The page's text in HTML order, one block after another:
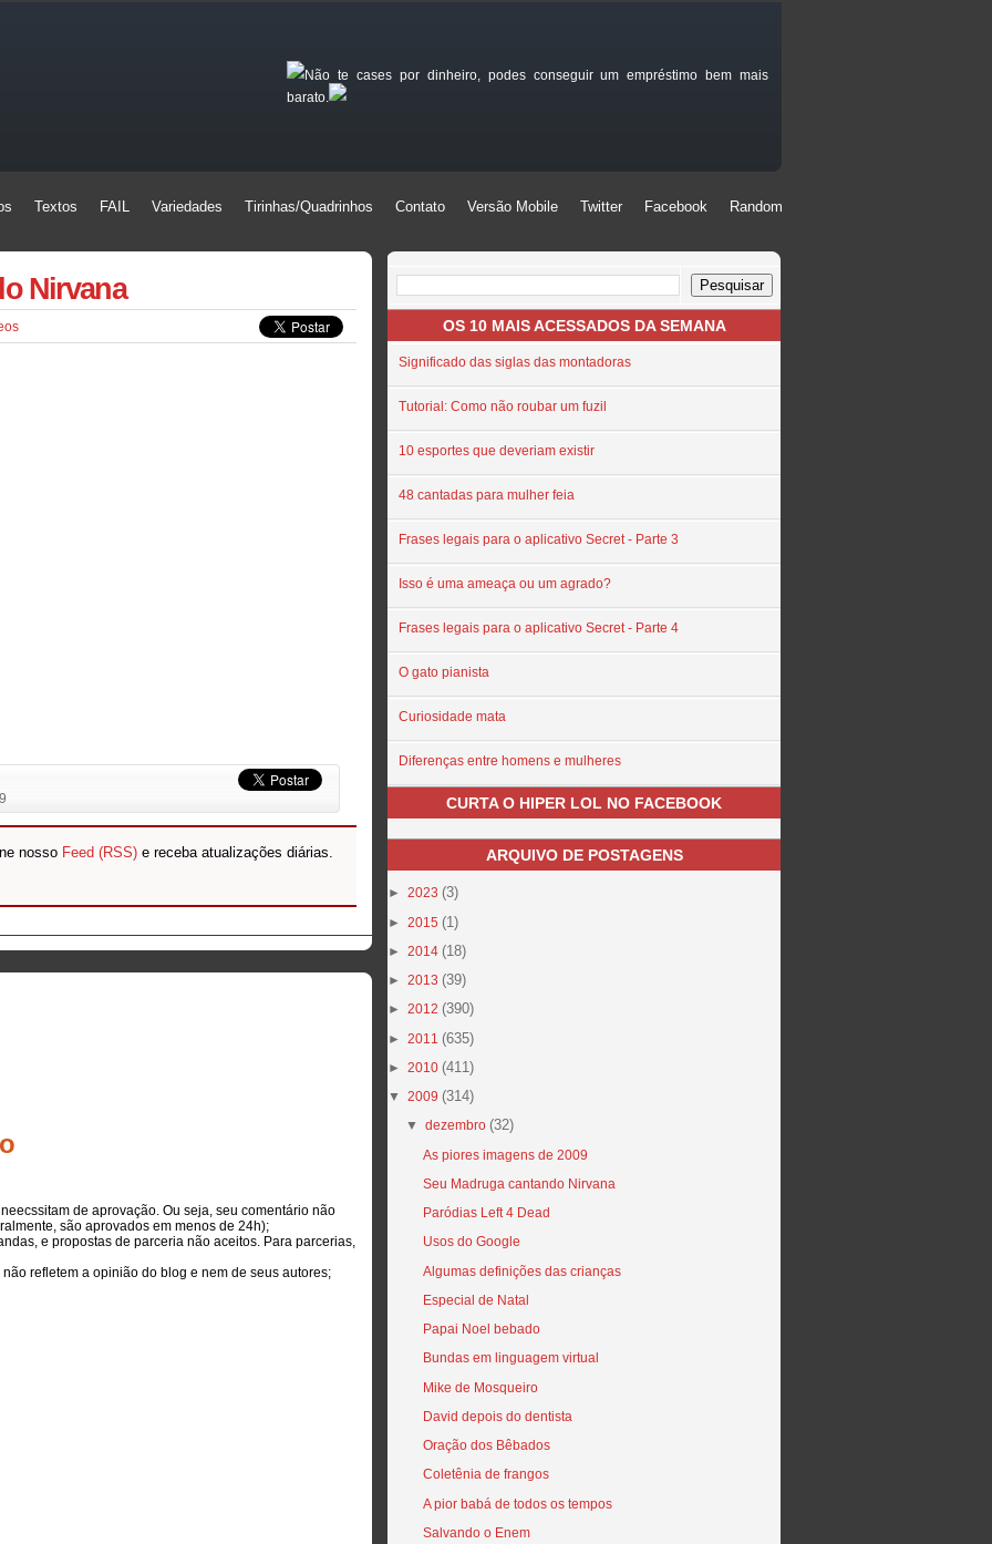
Não te cases por dinheiro, podes conseguir um empréstimo bem mais
barato.
Textos
Textos
FAIL
FAIL
Variedades
Variedades
Tirinhas/Quadrinhos
Tirinhas/Quadrinhos
Contato
Contato
Versão Mobile
Versão Mobile
Twitter
Twitter
Facebook
Facebook
Random
Random
Nirvana
nosso Feed (RSS) e receba atualizações diárias.
de aprovação. Ou seja, seu comentário não
são aprovados em menos de 24h);
e propostas de parceria não aceitos. Para parcerias,
refletem a opinião do blog e nem de seus autores;
OS 10 MAIS ACESSADOS DA SEMANA
Significado das siglas das montadoras
Tutorial: Como não roubar um fuzil
10 esportes que deveriam existir
48 cantadas para mulher feia
Frases legais para o aplicativo Secret - Parte 3
Isso é uma ameaça ou um agrado?
Frases legais para o aplicativo Secret - Parte 4
O gato pianista
Curiosidade mata
Diferenças entre homens e mulheres
CURTA O HIPER LOL NO FACEBOOK
ARQUIVO DE POSTAGENS
► 2023 (3)
► 2015 (1)
► 2014 (18)
► 2013 (39)
► 2012 (390)
► 2011 (635)
► 2010 (411)
▼ 2009 (314)
▼ dezembro (32)
As piores imagens de 2009
Seu Madruga cantando Nirvana
Paródias Left 4 Dead
Usos do Google
Algumas definições das crianças
Especial de Natal
Papai Noel bebado
Bundas em linguagem virtual
Mike de Mosqueiro
David depois do dentista
Oração dos Bêbados
Coletênia de frangos
A pior babá de todos os tempos
Salvando o Enem